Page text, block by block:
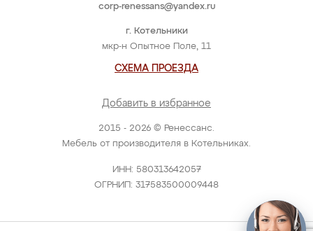
2015 - 2026 © Ренессанс.
Мебель от производителя в Котельниках.
ИНН: 580313642057
ОГРНИП: 317583500009448
г. Котельники
мкр-н Опытное Поле, 11
СХЕМА ПРОЕЗДА
Добавить в избранное
corp-renessans@yandex.ru